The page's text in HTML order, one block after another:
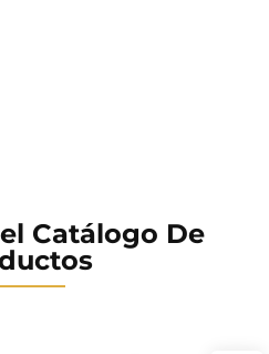
Catálogo De